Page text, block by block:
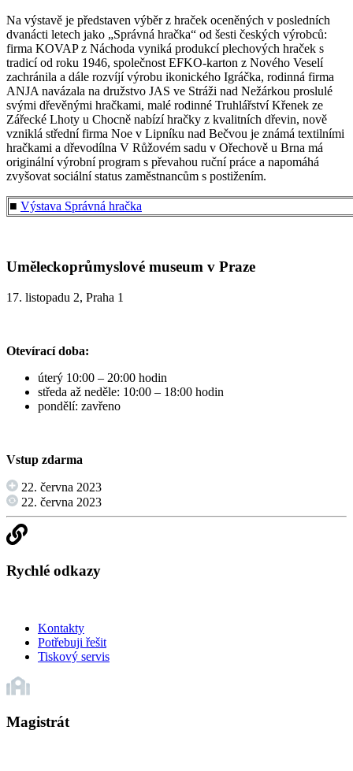
Na výstavě je představen výběr z hraček oceněných v posledních
dvanácti letech jako „Správná hračka“ od šesti českých výrobců:
firma KOVAP z Náchoda vyniká produkcí plechových hraček s
tradicí od roku 1946, společnost EFKO-karton z Nového Veselí
zachránila a dále rozvíjí výrobu ikonického Igráčka, rodinná firma
ANJA navázala na družstvo JAS ve Stráži nad Nežárkou proslulé
svými dřevěnými hračkami, malé rodinné Truhlářství Křenek ze
Zářecké Lhoty u Chocně nabízí hračky z kvalitních dřevin, nově
vzniklá střední firma Noe v Lipníku nad Bečvou je známá textilními
hračkami a dřevodílna V Růžovém sadu v Ořechově u Brna má
originální výrobní program s převahou ruční práce a napomáhá
zvyšovat sociální status zaměstnancům s postižením.
■ Výstava Správná hračka
Uměleckoprůmyslové museum v Praze
17. listopadu 2, Praha 1
Otevírací doba:
úterý 10:00 – 20:00 hodin
středa až neděle: 10:00 – 18:00 hodin
pondělí: zavřeno
Vstup zdarma
22. června 2023
22. června 2023
Rychlé odkazy
Kontakty
Potřebuji řešit
Tiskový servis
Magistrát